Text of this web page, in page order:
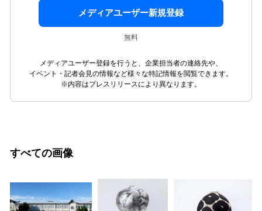
メディアユーザー新規登録
無料
メディアユーザー登録を行うと、企業担当者の連絡先や、
イベント・記者会見の情報など様々な特記情報を閲覧できます。
※内容はプレスリリースにより異なります。
すべての画像